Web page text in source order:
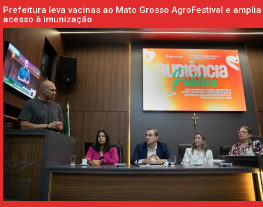
Prefeitura leva vacinas ao Mato Grosso AgroFestival e amplia
acesso à imunização